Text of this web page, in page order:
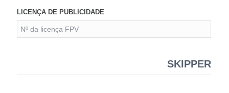
LICENÇA DE PUBLICIDADE
SKIPPER